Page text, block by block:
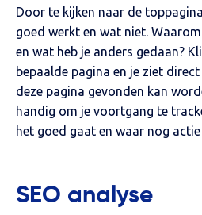
Door te kijken naar de
goed werkt en wat niet.
en wat heb je anders gedaan?
bepaalde pagina en je ziet
deze pagina gevonden kan
handig om je voortgang te
het goed gaat en waar nog
SEO analyse